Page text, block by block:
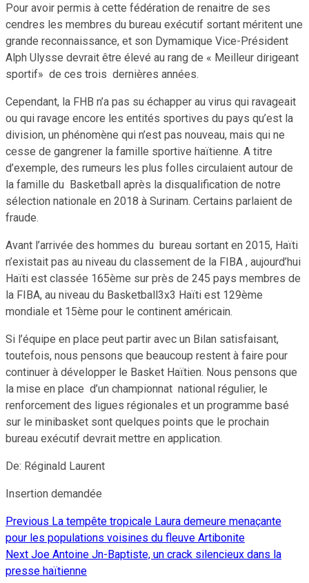
Pour avoir permis à cette fédération de renaitre de ses
cendres les membres du bureau exécutif sortant méritent une
grande reconnaissance, et son Dymamique Vice-Président
Alph Ulysse devrait être élevé au rang de « Meilleur dirigeant
sportif» de ces trois dernières années.
Cependant, la FHB n’a pas su échapper au virus qui ravageait
ou qui ravage encore les entités sportives du pays qu’est la
division, un phénomène qui n’est pas nouveau, mais qui ne
cesse de gangrener la famille sportive haïtienne. A titre
d’exemple, des rumeurs les plus folles circulaient autour de
la famille du Basketball après la disqualification de notre
sélection nationale en 2018 à Surinam. Certains parlaient de
fraude.
Avant l’arrivée des hommes du bureau sortant en 2015, Haïti
n’existait pas au niveau du classement de la FIBA , aujourd’hui
Haïti est classée 165ème sur près de 245 pays membres de
la FIBA, au niveau du Basketball3x3 Haïti est 129ème
mondiale et 15ème pour le continent américain.
Si l’équipe en place peut partir avec un Bilan satisfaisant,
toutefois, nous pensons que beaucoup restent à faire pour
continuer à développer le Basket Haïtien. Nous pensons que
la mise en place d’un championnat national régulier, le
renforcement des ligues régionales et un programme basé
sur le minibasket sont quelques points que le prochain
bureau exécutif devrait mettre en application.
De: Réginald Laurent
Insertion demandée
Continue
Reading
Previous La tempête tropicale Laura demeure menaçante
pour les populations voisines du fleuve Artibonite
Next Joe Antoine Jn-Baptiste, un crack silencieux dans la
presse haïtienne